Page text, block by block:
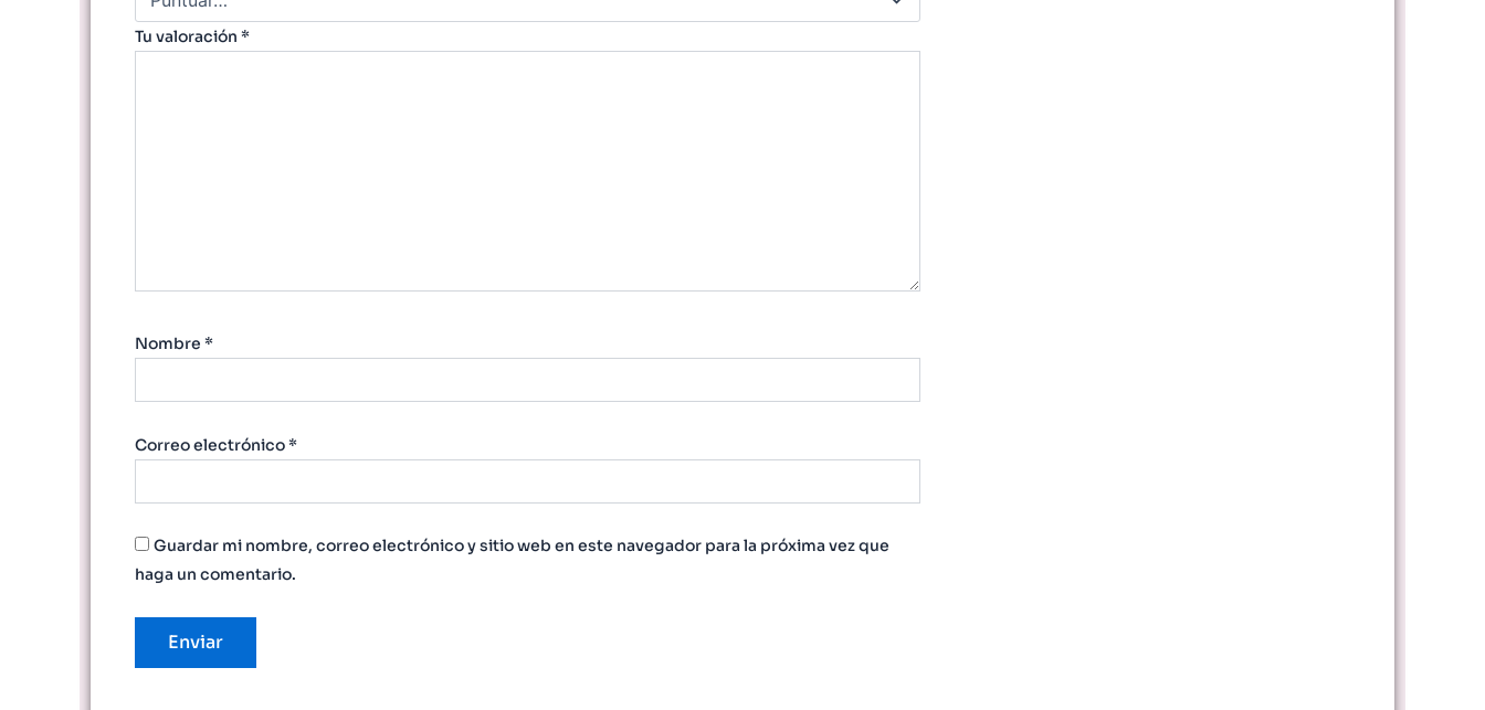
Tu valoración *
Nombre *
Correo electrónico*
Guardar mi nombre, correo electrónico y sitio web en este navegador para la próxima vez que
haga un comentario.